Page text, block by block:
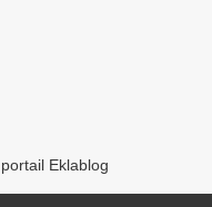
Eklablog